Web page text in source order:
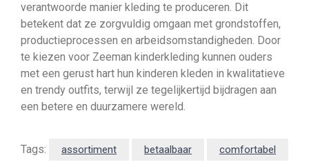
verantwoorde manier kleding te produceren. Dit
betekent dat ze zorgvuldig omgaan met grondstoffen,
productieprocessen en arbeidsomstandigheden. Door
te kiezen voor Zeeman kinderkleding kunnen ouders
met een gerust hart hun kinderen kleden in kwalitatieve
en trendy outfits, terwijl ze tegelijkertijd bijdragen aan
een betere en duurzamere wereld.
Tags: assortiment betaalbaar comfortabel